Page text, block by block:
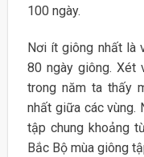
100 ngày.
Nơi ít giông nhất là
80 ngày giông. Xét
trong năm ta thấy
nhất giữa các vùng.
tập chung khoảng
Bắc Bộ mùa giông